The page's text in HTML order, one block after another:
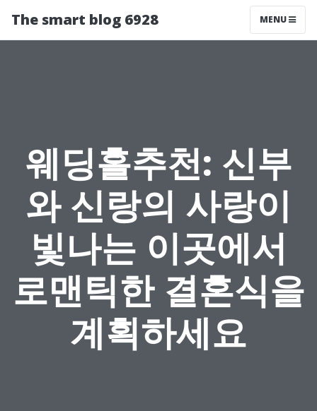
The smart blog 6928 MENU
웨딩홀추천: 신부
와 신랑의 사랑이
빛나는 이곳에서
로맨틱한 결혼식을
계획하세요